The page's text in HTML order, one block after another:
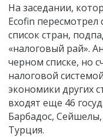
На заседании,
Ecofin
список стран,
«налоговый рай».
черном списке, но
налоговой
экономики других
входят еще 46
Барбадос,
Турция.